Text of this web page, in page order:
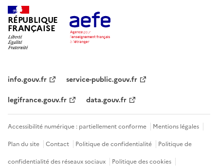
RÉPUBLIQUE
FRANÇAISE
info.gouv.fr
service-public.gouv.fr
legifrance.gouv.fr
data.gouv.fr
Accessibilité numérique : partiellement conforme
Mentions légales
Plan du site
Contact Politique de confidentialité
Politique de
confidentialité des réseaux sociaux
Politique des cookies